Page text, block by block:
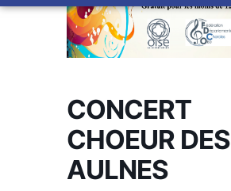
CONCERT
CHOEUR DES
AULNES